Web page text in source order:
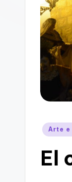
Arte e
El